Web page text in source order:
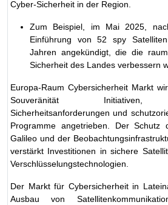
Cyber-Sicherheit in der Region.
Zum Beispiel, im Mai 2025,
Einführung von 52 spy
Jahren angekündigt, die die
Sicherheit des Landes verbessern
Europa-Raum Cybersicherheit Markt
Souveränität Initiativen,
Sicherheitsanforderungen und
Programme angetrieben. Der Schutz
Galileo und der
verstärkt Investitionen in sichere
Verschlüsselungstechnologien.
Der Markt für Cybersicherheit in
Ausbau von